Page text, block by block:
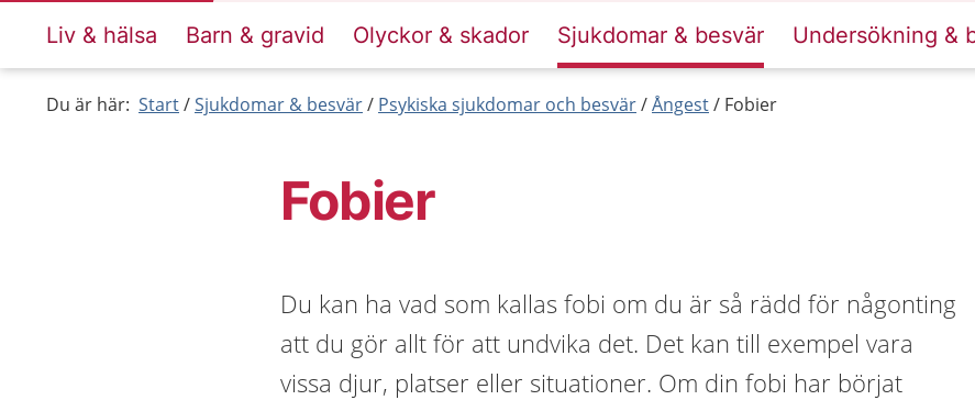
Liv & hälsa Barn & gravid Olyckor & skador Sjukdomar & besvär Undersökning &
Du är här: Start Sjukdomar & besvär Psykiska sjukdomar och besvär Ångest Fobier
Fobier
Du kan ha vad som kallas fobi om du är så rädd för någonting
att du gör allt för att undvika det. Det kan till exempel vara
vissa djur, platser eller situationer. Om din fobi har börjat